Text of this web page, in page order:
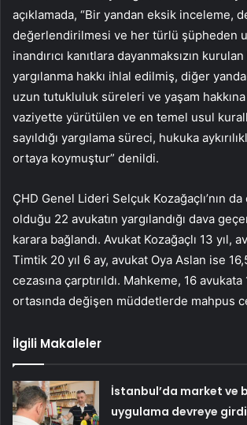
açıklamada, “Bir yandan eksik inceleme,
değerlendirilmesi ve her türlü şüpheden
inandırıcı kanıtlara dayanmaksızın
yargılanma hakkı ihlal edilmiş, diğer
uzun tutukluluk süreleri ve yaşam
vaziyette yürütülen ve en temel usul
sayıldığı yargılama süreci, hukuka
ortaya koymuştur” denildi.
ÇHD Genel Lideri Selçuk Kozağaçlı’nın
olduğu 22 avukatın yargılandığı dava
karara bağlandı. Avukat Kozağaçlı 13 yıl,
Timtik 20 yıl 6 ay, avukat Oya Aslan ise
cezasına çarptırıldı. Mahkeme, 16 avukata
ortasında değişen müddetlerde mahpus
İlgili Makaleler
İstanbul’da market ve
uygulama devreye girdi